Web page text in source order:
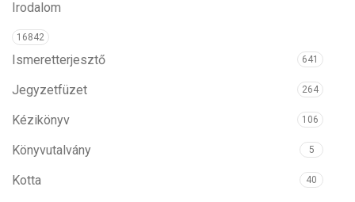
Irodalom
16842
Ismeretterjesztő 641
Jegyzetfüzet 264
Kézikönyv 106
Könyvutalvány 5
Kotta 40